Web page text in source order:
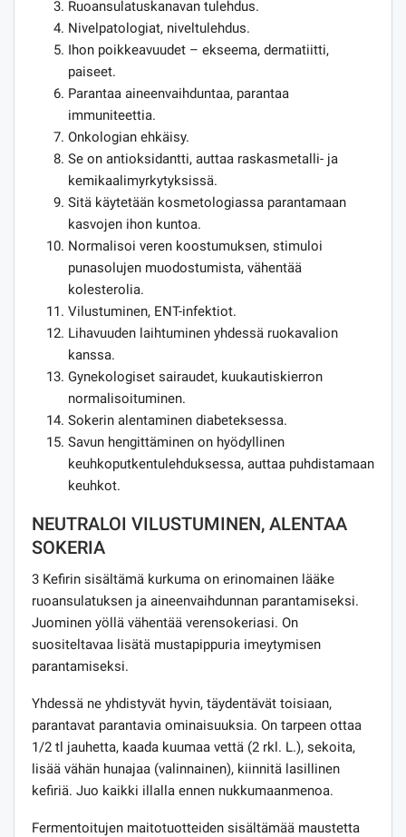
Ruoansulatuskanavan tulehdus.
Nivelpatologiat, niveltulehdus.
Ihon poikkeavuudet – ekseema, dermatiitti,
paiseet.
Parantaa aineenvaihduntaa, parantaa
immuniteettia.
Onkologian ehkäisy.
Se on antioksidantti, auttaa raskasmetalli- ja
kemikaalimyrkytyksissä.
Sitä käytetään kosmetologiassa parantamaan
kasvojen ihon kuntoa.
Normalisoi veren koostumuksen, stimuloi
punasolujen muodostumista, vähentää
kolesterolia.
Vilustuminen, ENT-infektiot.
Lihavuuden laihtuminen yhdessä ruokavalion
kanssa.
Gynekologiset sairaudet, kuukautiskierron
normalisoituminen.
Sokerin alentaminen diabeteksessa.
Savun hengittäminen on hyödyllinen
keuhkoputkentulehduksessa, auttaa puhdistamaan
keuhkot.
NEUTRALOI VILUSTUMINEN, ALENTAA
SOKERIA
3 Kefirin sisältämä kurkuma on erinomainen lääke
ruoansulatuksen ja aineenvaihdunnan parantamiseksi.
Juominen yöllä vähentää verensokeriasi. On
suositeltavaa lisätä mustapippuria imeytymisen
parantamiseksi.
Yhdessä ne yhdistyvät hyvin, täydentävät toisiaan,
parantavat parantavia ominaisuuksia. On tarpeen ottaa
1/2 tl jauhetta, kaada kuumaa vettä (2 rkl. L.), sekoita,
lisää vähän hunajaa (valinnainen), kiinnitä lasillinen
kefiriä. Juo kaikki illalla ennen nukkumaanmenoa.
Fermentoitujen maitotuotteiden sisältämää maustetta